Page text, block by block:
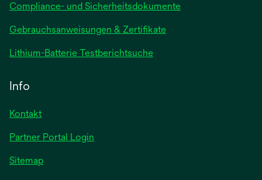
Compliance- und Sicherheitsdokumente
Gebrauchsanweisungen & Zertifikatewird
Lithium-Batterie Testberichtsuchewird
Info
Kontakt
Partner Portal Login
Sitemap